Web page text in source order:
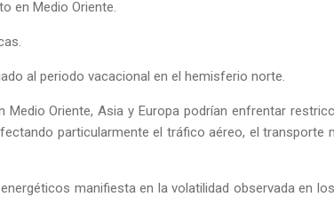
en Medio Oriente.
al periodo vacacional en el hemisferio norte.
Oriente, Asia y Europa podrían enfrentar
particularmente el tráfico aéreo, el transporte
manifiesta en la volatilidad observada en